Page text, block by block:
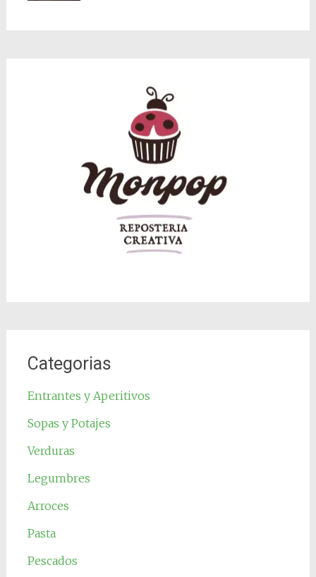
Categorias
Entrantes y Aperitivos
Sopas y Potajes
Verduras
Legumbres
Arroces
Pasta
Pescados